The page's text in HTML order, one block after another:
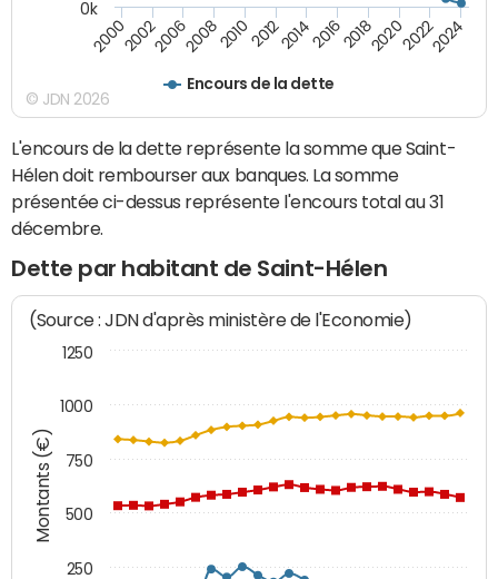
Encours de la dette
200020022006200820102012201420162018202020222024
0k
© JDN 2026
L'encours de la dette représente la somme que Saint-
Hélen doit rembourser aux banques. La somme
présentée ci-dessus représente l'encours total au 31
décembre.
Dette par habitant de Saint-Hélen
Montants (€)
(Source : JDN d'après ministère de l'Economie)
250
500
750
1000
1250